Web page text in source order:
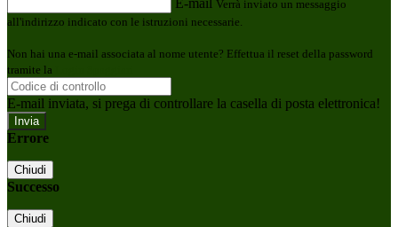
E-mail Verrà inviato un messaggio
all'indirizzo indicato con le istruzioni necessarie.
Non hai una e-mail associata al nome utente? Effettua il reset della password
tramite la
E-mail inviata, si prega di controllare la casella di posta elettronica!
Errore
Chiudi
Successo
Chiudi